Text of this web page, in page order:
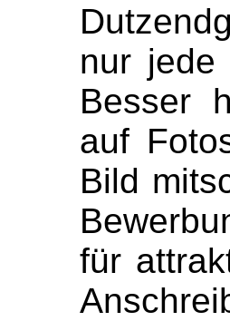
nur jede
Besser
auf
Bild
für